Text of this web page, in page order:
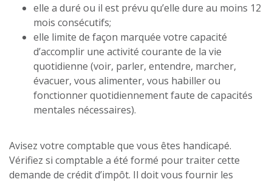
elle a duré ou il est prévu qu’elle dure au moins 12
mois consécutifs;
elle limite de façon marquée votre capacité
d’accomplir une activité courante de la vie
quotidienne (voir, parler, entendre, marcher,
évacuer, vous alimenter, vous habiller ou
fonctionner quotidiennement faute de capacités
mentales nécessaires).
Avisez votre comptable que vous êtes handicapé.
Vérifiez si comptable a été formé pour traiter cette
demande de crédit d’impôt. Il doit vous fournir les